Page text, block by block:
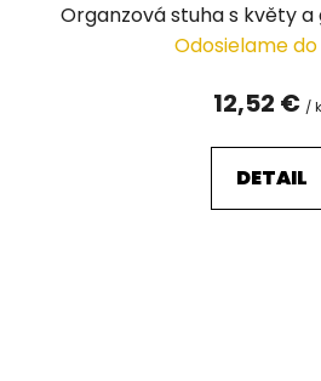
Organzová stuha s květy
Odosielame
12,52 € /
DETAIL